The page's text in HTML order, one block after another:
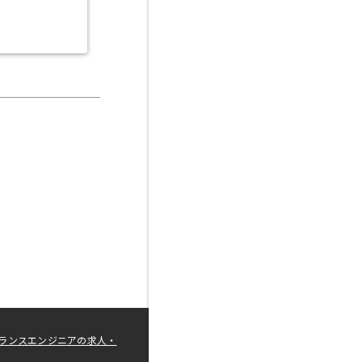
ンスエンジニアの求人・